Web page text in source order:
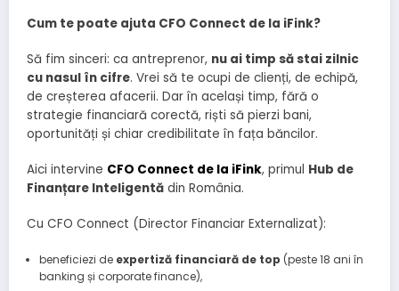
Cum te poate ajuta CFO Connect de la iFink?
Să fim sinceri: ca antreprenor, nu ai timp să stai zilnic
cu nasul în cifre. Vrei să te ocupi de clienți, de echipă,
de creșterea afacerii. Dar în același timp, fără o
strategie financiară corectă, riști să pierzi bani,
oportunități și chiar credibilitate în fața băncilor.
Aici intervine CFO Connect de la iFink, primul Hub de
Finanțare Inteligentă din România.
Cu CFO Connect (Director Financiar Externalizat):
beneficiezi de expertiză financiară de top (peste 18 ani în
banking și corporate finance),